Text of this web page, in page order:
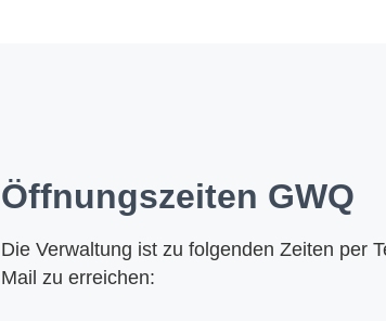
Öffnungszeiten GWQ
Die Verwaltung ist zu folgenden Zeiten per
Mail zu erreichen: